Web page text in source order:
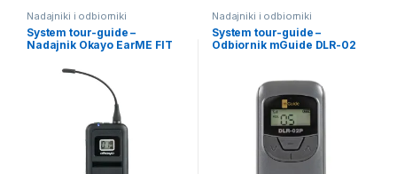
Nadajniki i odbiorniki
System tour-guide –
Nadajnik Okayo EarME FIT
Nadajniki i odbiorniki
System tour-guide –
Odbiornik mGuide DLR-02